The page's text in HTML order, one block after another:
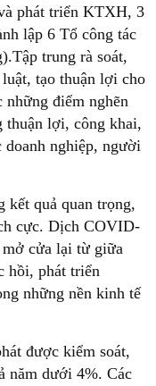
phát triển KTXH, 3
lập 6 Tổ công tác
trung rà soát,
tạo thuận lợi cho
những điểm nghẽn
thuận lợi, công khai,
nghiệp, người
kết quả quan trọng,
cực. Dịch COVID-
cửa lại từ giữa
hồi, phát triển
những nền kinh tế
được kiểm soát,
năm dưới 4%. Các